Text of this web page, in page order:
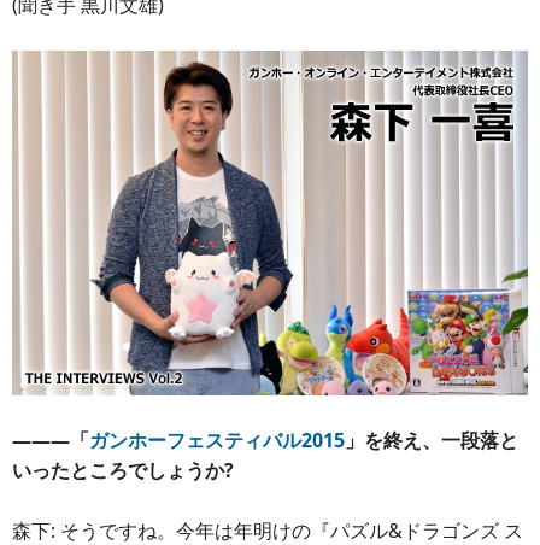
―――「ガンホーフェスティバル2015 」を終え、一段落と
いったところでしょうか?
森下: そうですね。今年は年明けの『パズル&ドラゴンズ ス